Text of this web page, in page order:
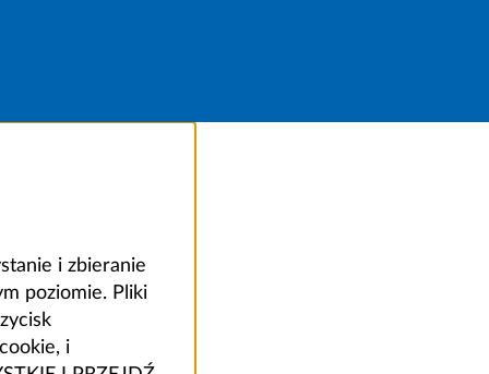
i zbieranie
poziomie. Pliki
i